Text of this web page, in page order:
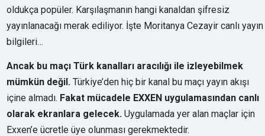
oldukça popüler. Karşılaşmanın hangi kanaldan şifresiz
yayınlanacağı merak ediliyor. İşte Moritanya Cezayir canlı yayın
bilgileri…
Ancak bu maçı Türk kanalları aracılığı ile izleyebilmek
mümkün değil. Türkiye’den hiç bir kanal bu maçı yayın akışı
içine almadı. Fakat mücadele EXXEN uygulamasından canlı
olarak ekranlara gelecek. Uygulamada yer alan maçlar için
Exxen’e ücretle üye olunması gerekmektedir.